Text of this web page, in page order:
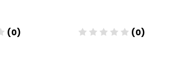
(0) (0)